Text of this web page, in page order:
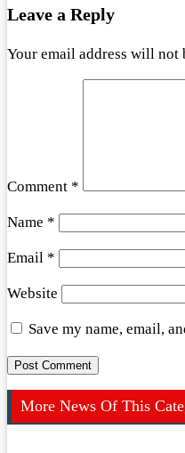
Leave a Reply
Your email address will not
Comment *
Name *
Email *
Website
Save my name, email,
More News Of This